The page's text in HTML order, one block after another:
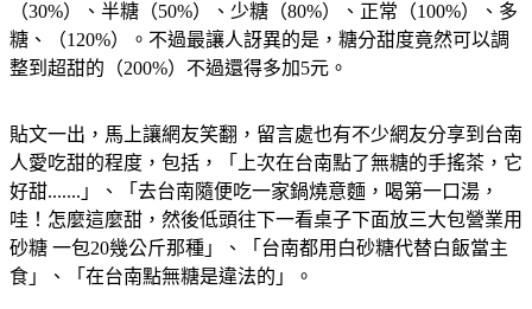
糖、（120%）。不過最讓人訝異的是，糖分甜度竟然可以調
整到超甜的（200%）不過還得多加5元。
人愛吃甜的程度，包括，「上次在台南點了無糖的手搖茶，它
好甜.......」、「去台南隨便吃一家鍋燒意麵，喝第一口湯，
哇！怎麼這麼甜，然後低頭往下一看桌子下面放三大包營業用
砂糖 一包20幾公斤那種」、「台南都用白砂糖代替白飯當主
食」、「在台南點無糖是違法的」。